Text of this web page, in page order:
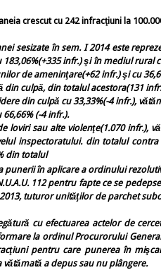
a crescut cu 242 infracţiuni la
sesizate în sem. I2014 este
infr.) şi în mediul rural
de ameninţare(+62 infr.)şi cu
culpă, din totalul acestora(131
din culpă cu 33,33%(-4 infr.),
(-4 infr.).
loviri sau alte violenţe(1.070 infr.),
inspectoratului.din totalul contra
din totalul
în aplicare a ordinului rezolutiv
112 pentru fapte ce se
tuturor unităţilor de parchet
cu efectuarea actelor de
la ordinul Procurorului
pentru care punerea în
a depus sau nu plângere.